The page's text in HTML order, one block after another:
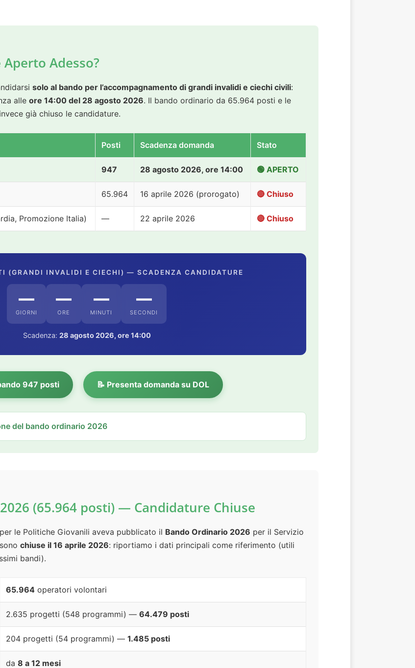
Aperto Adesso?
solo al bando per l’accompagnamento di grandi invalidi e ciechi civili:
alle ore 14:00 del 28 agosto 2026. Il bando ordinario da 65.964 posti e le
già chiuso le candidature.
Posti Scadenza domanda Stato
947 28 agosto 2026, ore 14:00 🟢 APERTO
65.964 16 aprile 2026 (prorogato) 🔴 Chiuso
Promozione Italia) — 22 aprile 2026 🔴 Chiuso
(GRANDI INVALIDI E CIECHI) — SCADENZA CANDIDATURE
—
GIORNI
—
ORE
—
MINUTI
—
SECONDI
Scadenza: 28 agosto 2026, ore 14:00
947 posti 📝 Presenta domanda su DOL
del bando ordinario 2026
(65.964 posti) — Candidature Chiuse
le Politiche Giovanili aveva pubblicato il Bando Ordinario 2026 per il Servizio
chiuse il 16 aprile 2026: riportiamo i dati principali come riferimento (utili
bandi).
65.964 operatori volontari
2.635 progetti (548 programmi) — 64.479 posti
204 progetti (54 programmi) — 1.485 posti
da 8 a 12 mesi